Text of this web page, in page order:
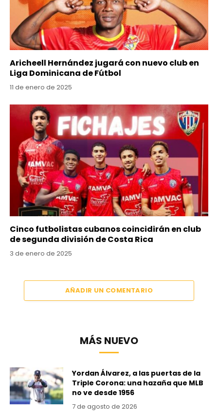
Aricheell Hernández jugará con nuevo club en
Liga Dominicana de Fútbol
11 de enero de 2025
Cinco futbolistas cubanos coincidirán en club
de segunda división de Costa Rica
3 de enero de 2025
AÑADIR UN COMENTARIO
MÁS NUEVO
Yordan Álvarez, a las puertas de la
Triple Corona: una hazaña que MLB
no ve desde 1956
7 de agosto de 2026